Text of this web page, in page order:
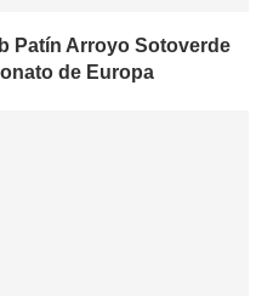
Patín Arroyo Sotoverde
de Europa